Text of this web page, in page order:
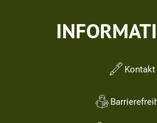
Kontakt